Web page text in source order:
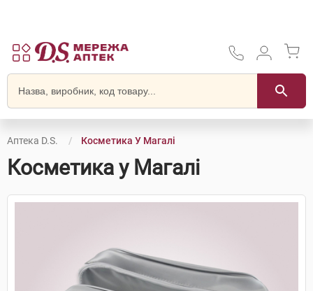
Аптека D.S. Косметика У Магалі
Косметика у Магалі